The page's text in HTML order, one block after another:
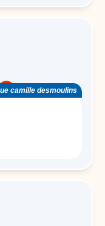
camille desmoulins